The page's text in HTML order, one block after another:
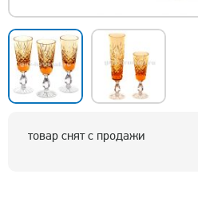
товар снят с продажи